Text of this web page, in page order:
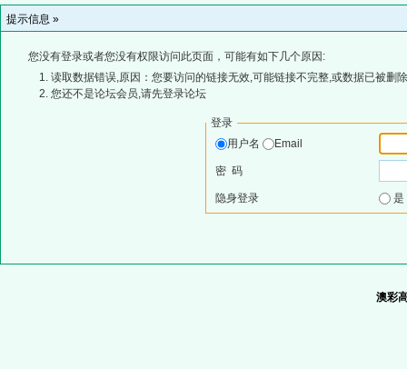
提示信息 »
您没有登录或者您没有权限访问此页面，可能有如下几个原因:
读取数据错误,原因：您要访问的链接无效,可能链接不完整,或数据已被删
您还不是论坛会员,请先登录论坛
登录
用户名
Email
密 码
隐身登录
澳彩